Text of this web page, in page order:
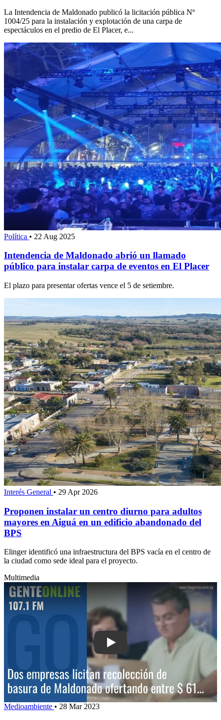
La Intendencia de Maldonado publicó la licitación pública Nº
1004/25 para la instalación y explotación de una carpa de
espectáculos en el predio de El Placer, e...
Política • 22 Aug 2025
Intendencia de Maldonado abrió un llamado
público para instalar carpa de eventos en El Placer
El plazo para presentar ofertas vence el 5 de setiembre.
Interés General • 29 Apr 2026
Proponen instalar un centro diurno para adultos
mayores en Aiguá en un edificio abandonado del
BPS
Elinger identificó una infraestructura del BPS vacía en el centro de
la ciudad como sede ideal para el proyecto.
Multimedia
Play: Dos empresas licitan
Medioambiente • 28 Mar 2023